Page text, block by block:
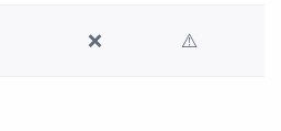
❌ ⚠️